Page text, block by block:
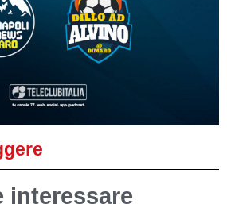
interessare